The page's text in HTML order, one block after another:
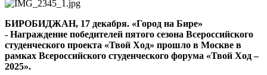
студенческого
«Твой
Ход»
БИРОБИДЖАН, 17 декабря. «Город на Бире»
- Награждение победителей пятого сезона Всероссийского
студенческого проекта «Твой Ход» прошло в Москве в
рамках Всероссийского студенческого форума «Твой Ход –
2025».